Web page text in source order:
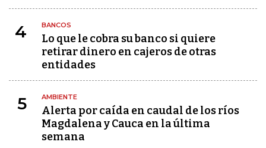
4 BANCOS
Lo que le cobra su banco si quiere
retirar dinero en cajeros de otras
entidades
5 AMBIENTE
Alerta por caída en caudal de los ríos
Magdalena y Cauca en la última
semana